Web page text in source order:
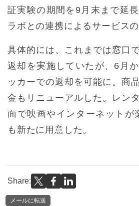
証実験の期間を9月末まで延
ラボとの連携によるサービス
具体的には、これまでは窓口
返却を実施していたが、6月
ッカーでの返却を可能に。商
金もリニューアルした。レン
面で映画やインターネットが
も新たに用意した。
Share:
メールに転送